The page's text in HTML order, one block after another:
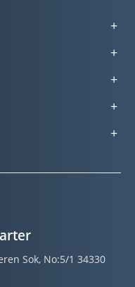
Sok, No:5/1 34330